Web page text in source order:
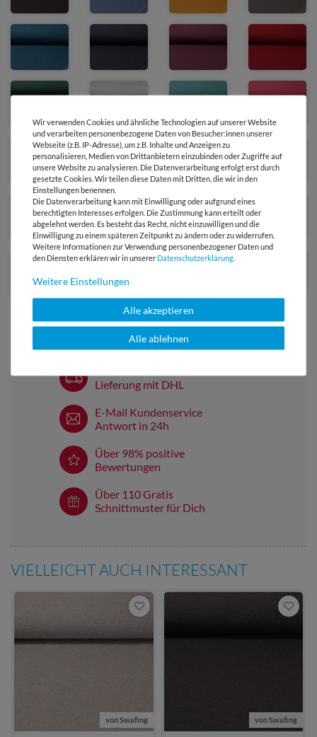
Lieferung mit DHL
E-Mail Kundenservice
Antwort in 24h
Über 98% positive
Bewertungen
Über 110 Gratis
Schnittmuster für Dich
VIELLEICHT AUCH INTERESSANT
von Swafing von Swafing
Wir verwenden Cookies und ähnliche Technologien auf unserer Website
und verarbeiten personenbezogene Daten von Besucher:innen unserer
Webseite (z.B. IP-Adresse), um z.B. Inhalte und Anzeigen zu
personalisieren, Medien von Drittanbietern einzubinden oder Zugriffe auf
unsere Website zu analysieren. Die Datenverarbeitung erfolgt erst durch
gesetzte Cookies. Wir teilen diese Daten mit Dritten, die wir in den
Einstellungen benennen.
Die Datenverarbeitung kann mit Einwilligung oder aufgrund eines
berechtigten Interesses erfolgen. Die Zustimmung kann erteilt oder
abgelehnt werden. Es besteht das Recht, nicht einzuwilligen und die
Einwilligung zu einem späteren Zeitpunkt zu ändern oder zu widerrufen.
Weitere Informationen zur Verwendung personenbezogener Daten und
den Diensten erklären wir in unserer Daten­schutz­erklärung
Weitere Einstellungen
Alle akzeptieren
Alle ablehnen